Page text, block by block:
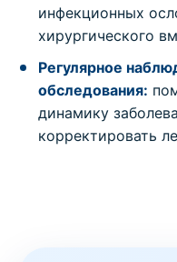
инфекционных
хирургического
Регулярное
обследования:
динамику
корректировать